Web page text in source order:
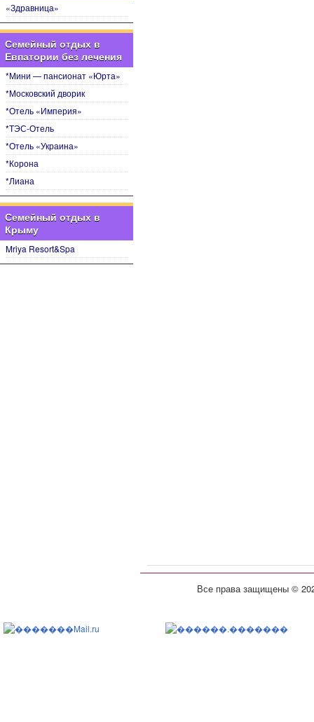
«Здравница»
Семейный отдых в
Евпатории без лечения
*Мини — пансионат «Юрта»
*Московский дворик
*Отель «Империя»
*ТЭС-Отель
*Отель «Украина»
*Корона
*Лиана
Семейный отдых в
Крыму
Mriya Resort&Spa
Все права защищены ©